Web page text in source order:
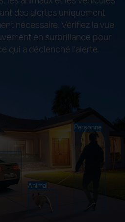
des alertes uniquement
nécessaire. Vérifiez la vue
en surbrillance pour
qui a déclenché l'alerte.
Animal
Personne